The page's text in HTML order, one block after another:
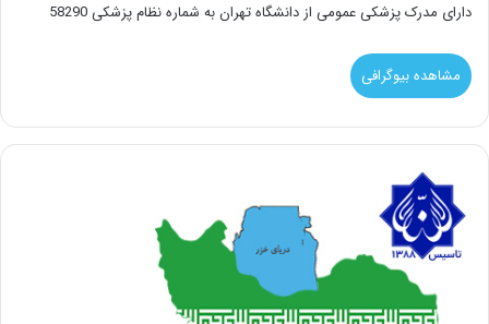
دارای مدرک پزشکی عمومی از دانشگاه تهران به شماره نظام پزشکی 58290
مشاهده بیوگرافی